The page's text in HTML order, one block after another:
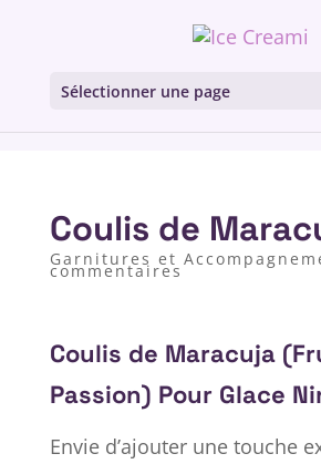
Sélectionner une page
Coulis de
Garnitures et
commentaires
Coulis de Maracuja
Passion) Pour Glace
Envie d’ajouter une touche